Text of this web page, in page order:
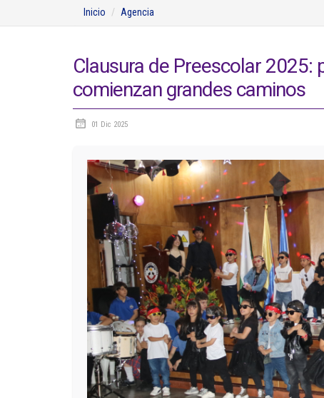
Inicio Agencia
Clausura de Preescolar 2025:
comienzan grandes caminos
01 Dic 2025